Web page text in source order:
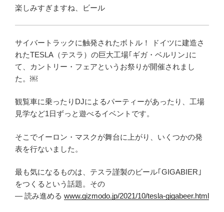
楽しみすぎますね、ビール
サイバートラックに触発されたボトル！ ドイツに建造さ
れたTESLA（テスラ）の巨大工場｢ギガ・ベルリン｣に
て、カントリー・フェアというお祭りが開催されまし
た。￼
観覧車に乗ったりDJによるパーティーがあったり、工場
見学など1日ずっと遊べるイベントです。
そこでイーロン・マスクが舞台に上がり、いくつかの発
表を行ないました。
最も気になるものは、テスラ謹製のビール｢GIGABIER｣
をつくるという話題。その
— 読み進める www.gizmodo.jp/2021/10/tesla-gigabeer.html